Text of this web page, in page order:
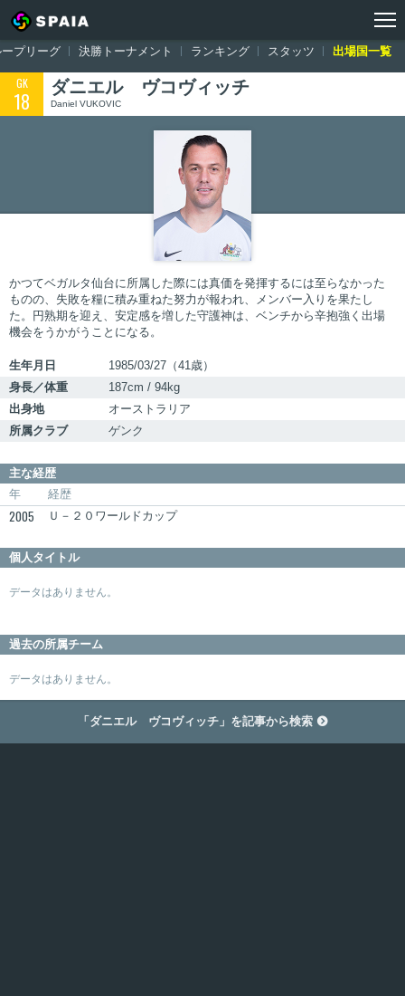
トップ ワールドカップ ロシア大会 オーストラリア
プリーグ 決勝トーナメント ランキング スタッツ 出場国一覧
GK
18
ダニエル ヴコヴィッチ
Daniel VUKOVIC
かつてベガルタ仙台に所属した際には真価を発揮するには至らなかった
ものの、失敗を糧に積み重ねた努力が報われ、メンバー入りを果たし
た。円熟期を迎え、安定感を増した守護神は、ベンチから辛抱強く出場
機会をうかがうことになる。
生年月日
1985/03/27（41歳）
身長／体重
187cm / 94kg
出身地
オーストラリア
所属クラブ
ゲンク
主な経歴
年
経歴
2005 Ｕ－２０ワールドカップ
個人タイトル
データはありません。
過去の所属チーム
データはありません。
「ダニエル ヴコヴィッチ」を記事から検索 